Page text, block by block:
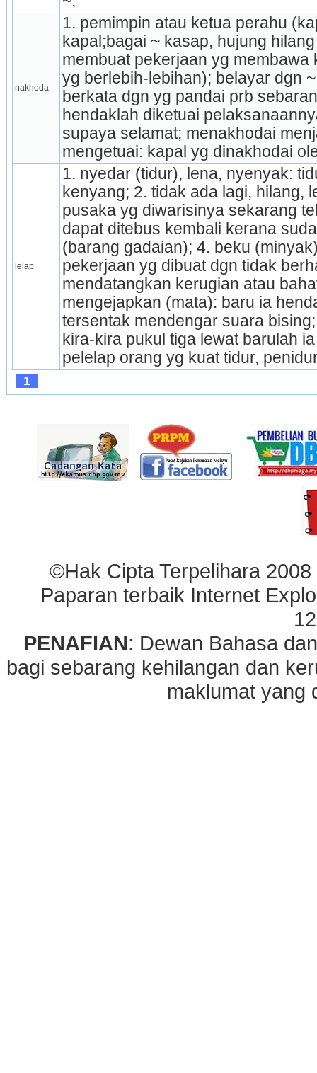
nakhoda
1. pemimpin atau ketua perahu
kapal;bagai ~ kasap, hujung
membuat pekerjaan yg
yg berlebih-lebihan); belayar dgn
berkata dgn yg pandai prb
hendaklah diketuai
supaya selamat; menakhodai
mengetuai: kapal yg dinakhodai
lelap
1. nyedar (tidur), lena, nyenyak:
kenyang; 2. tidak ada lagi, hilang,
pusaka yg diwarisinya sekarang
dapat ditebus kembali kerana
(barang gadaian); 4. beku
pekerjaan yg dibuat dgn tidak
mendatangkan kerugian atau
mengejapkan (mata): baru ia
tersentak mendengar suara
kira-kira pukul tiga lewat barulah
pelelap orang yg kuat tidur,
1
©Hak Cipta Terpelihara
Paparan terbaik Internet
PENAFIAN: Dewan Bahasa
bagi sebarang kehilangan dan
maklumat yang